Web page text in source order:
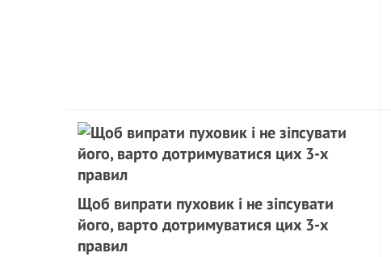
Щоб випрати пуховик і не зіпсувати
його, варто дотримуватися цих 3-х
правил